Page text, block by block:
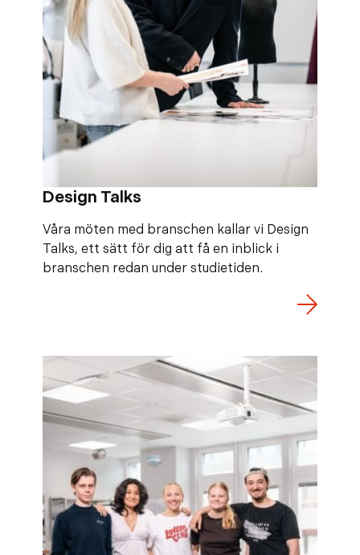
Design Talks
Våra möten med branschen kallar vi Design
Talks, ett sätt för dig att få en inblick i
branschen redan under studietiden.